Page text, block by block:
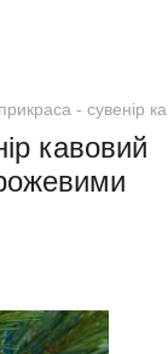
- сувенір
кавовий